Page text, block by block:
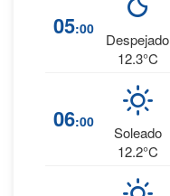
05:00
Despejado
12.3°C
06:00
Soleado
12.2°C